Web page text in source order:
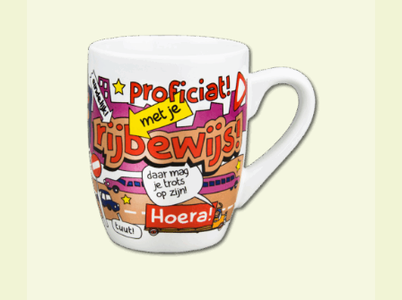
TOEVOEGEN AAN WINKELWAGEN
DETAILS